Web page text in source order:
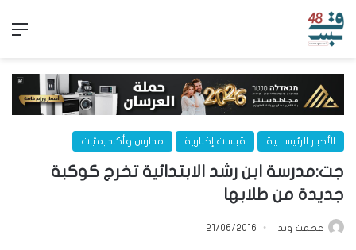
الأخبار الرئيســـية قبسات إخبارية مدارس وأكاديميّات
جت:مدرسة ابن رشد الابتدائية تخرج كوكبة
جديدة من طلابها
عصمت وتد 21/06/2016